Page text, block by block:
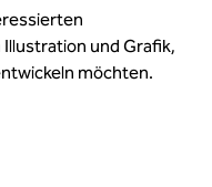
und Grafik,
möchten.